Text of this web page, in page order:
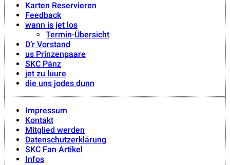
Karten Reservieren
Feedback
wann is jet los
Termin-Übersicht
D’r Vorstand
us Prinzenpaare
SKC Pänz
jet zu luure
die uns jodes dunn
Impressum
Kontakt
Mitglied werden
Datenschutzerklärung
SKC Fan Artikel
Infos